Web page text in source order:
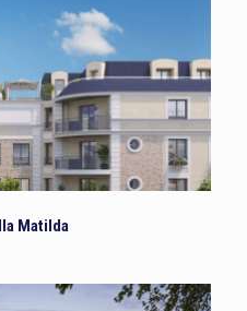
Matilda